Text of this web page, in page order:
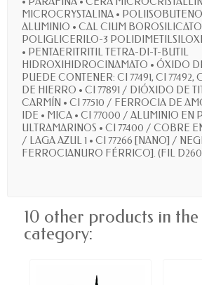
MICROCRYSTALINA •
ALUMINIO • CAL CIUM
POLIGLICERILO-3
• PENTAERITRITIL TETRA-DI-T-BUTIL
HIDROXIHIDROCINAMATO • ÓXIDO
PUEDE CONTENER: CI 77491, CI 77492,
DE HIERRO • CI 77891 / DIÓXIDO DE
CARMÍN • CI 77510 / FERROCIA DE
IDE • MICA • CI 77000 / ALUMINIO EN
ULTRAMARINOS • CI 77400 / COBRE
/ LAGA AZUL 1 • CI 77266 [NANO] /
FERROCIANURO FÉRRICO]. (FIL
10 other products in the
category: